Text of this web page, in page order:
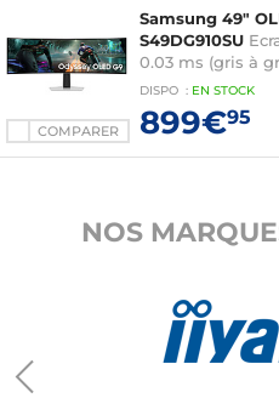
COMPARER
Samsung 49"
S49DG910SU
0.03 ms (gris à
- 144 Hz -
Premium Pro /
DisplayPort/
DISPO : EN STOCK
899€95
NOS